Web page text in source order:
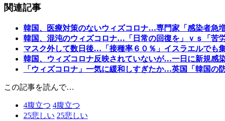
関連記事
韓国、医療対策のないウィズコロナ…専門家「感染者急
韓国、混沌のウィズコロナ…「日常の回復を」ｖｓ「苦労
マスク外して数日後…「接種率６０％」イスラエルでも
韓国、ウィズコロナ反映されていないが…一日に新規感
「ウィズコロナ」一気に緩和しすぎたか…英国「韓国の
この記事を読んで…
4腹立つ 4腹立つ
25悲しい 25悲しい